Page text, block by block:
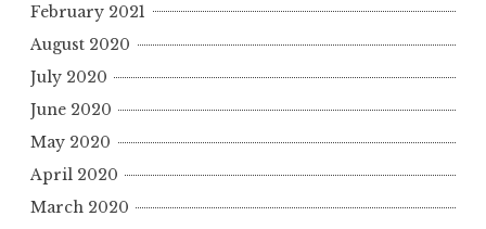
February 2021
August 2020
July 2020
June 2020
May 2020
April 2020
March 2020